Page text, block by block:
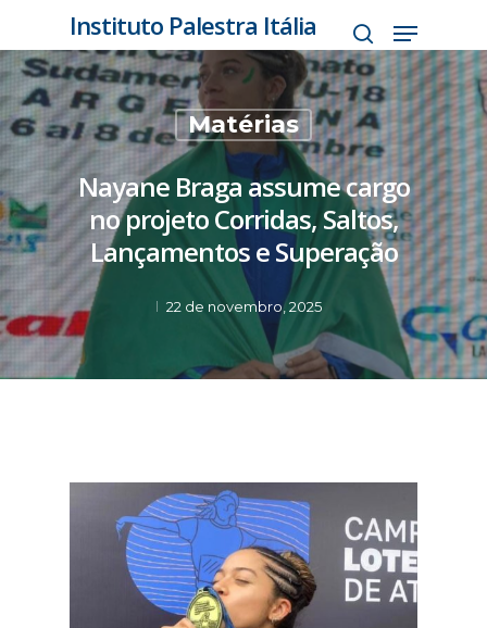
Pressione Enter para pesquisar ou ESC
para fechar
Instituto Palestra Itália
Matérias
Nayane Braga assume cargo
no projeto Corridas, Saltos,
Lançamentos e Superação
22 de novembro, 2025